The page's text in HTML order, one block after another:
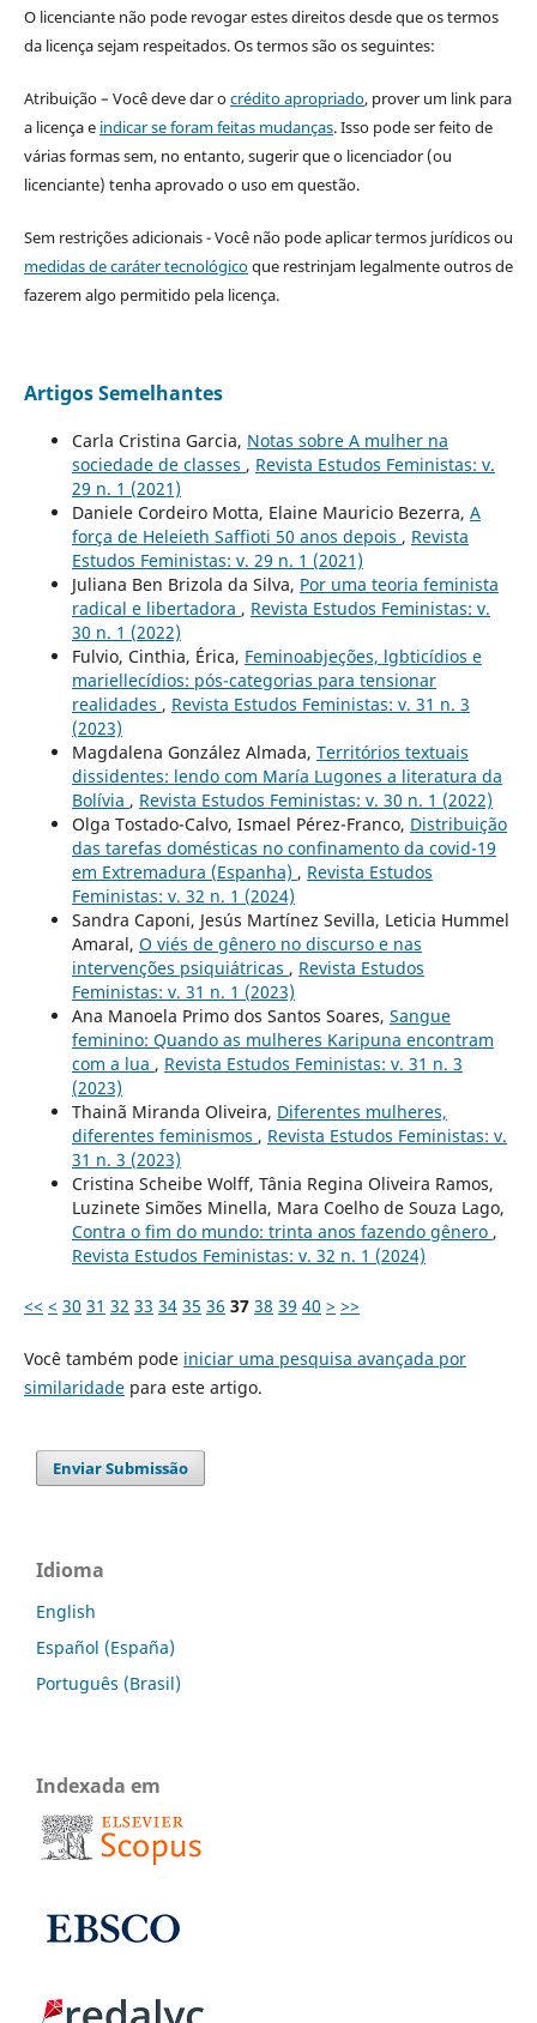
O licenciante não pode revogar estes direitos desde que os termos
da licença sejam respeitados. Os termos são os seguintes:
Atribuição – Você deve dar ocrédito apropriado, prover um link para
a licença e indicar se foram feitas mudanças. Isso pode ser feito de
várias formas sem, no entanto, sugerir que o licenciador (ou
licenciante) tenha aprovado o uso em questão.
Sem restrições adicionais - Você não pode aplicar termos jurídicos ou
medidas de caráter tecnológicoque restrinjam legalmente outros de
fazerem algo permitido pela licença.
Artigos Semelhantes
Carla Cristina Garcia, Notas sobre A mulher na
sociedade de classes , Revista Estudos Feministas: v.
29 n. 1 (2021)
Daniele Cordeiro Motta, Elaine Mauricio Bezerra, A
força de Heleieth Saffioti 50 anos depois , Revista
Estudos Feministas: v. 29 n. 1 (2021)
Juliana Ben Brizola da Silva, Por uma teoria feminista
radical e libertadora , Revista Estudos Feministas: v.
30 n. 1 (2022)
Fulvio, Cinthia, Érica, Feminoabjeções, lgbticídios e
mariellecídios: pós-categorias para tensionar
realidades , Revista Estudos Feministas: v. 31 n. 3
(2023)
Magdalena González Almada, Territórios textuais
dissidentes: lendo com María Lugones a literatura da
Bolívia , Revista Estudos Feministas: v. 30 n. 1 (2022)
Olga Tostado-Calvo, Ismael Pérez-Franco, Distribuição
das tarefas domésticas no confinamento da covid-19
em Extremadura (Espanha) , Revista Estudos
Feministas: v. 32 n. 1 (2024)
Sandra Caponi, Jesús Martínez Sevilla, Leticia Hummel
Amaral, O viés de gênero no discurso e nas
intervenções psiquiátricas , Revista Estudos
Feministas: v. 31 n. 1 (2023)
Ana Manoela Primo dos Santos Soares, Sangue
feminino: Quando as mulheres Karipuna encontram
com a lua , Revista Estudos Feministas: v. 31 n. 3
(2023)
Thainã Miranda Oliveira, Diferentes mulheres,
diferentes feminismos , Revista Estudos Feministas: v.
31 n. 3 (2023)
Cristina Scheibe Wolff, Tânia Regina Oliveira Ramos,
Luzinete Simões Minella, Mara Coelho de Souza Lago,
Contra o fim do mundo: trinta anos fazendo gênero ,
Revista Estudos Feministas: v. 32 n. 1 (2024)
<< < 30 31 32 33 34 35 36 37 38 39 40 > >>
Você também pode iniciar uma pesquisa avançada por
similaridadepara este artigo.
Enviar Submissão
Idioma
English
Español (España)
Português (Brasil)
Indexada em